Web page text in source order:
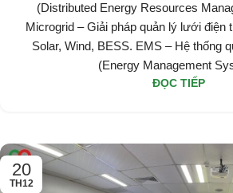
(Distributed Energy Resources
Microgrid – Giải pháp quản lý lưới điện
Solar, Wind, BESS. EMS – Hệ thống
(Energy Management
ĐỌC TIẾP
20
TH12